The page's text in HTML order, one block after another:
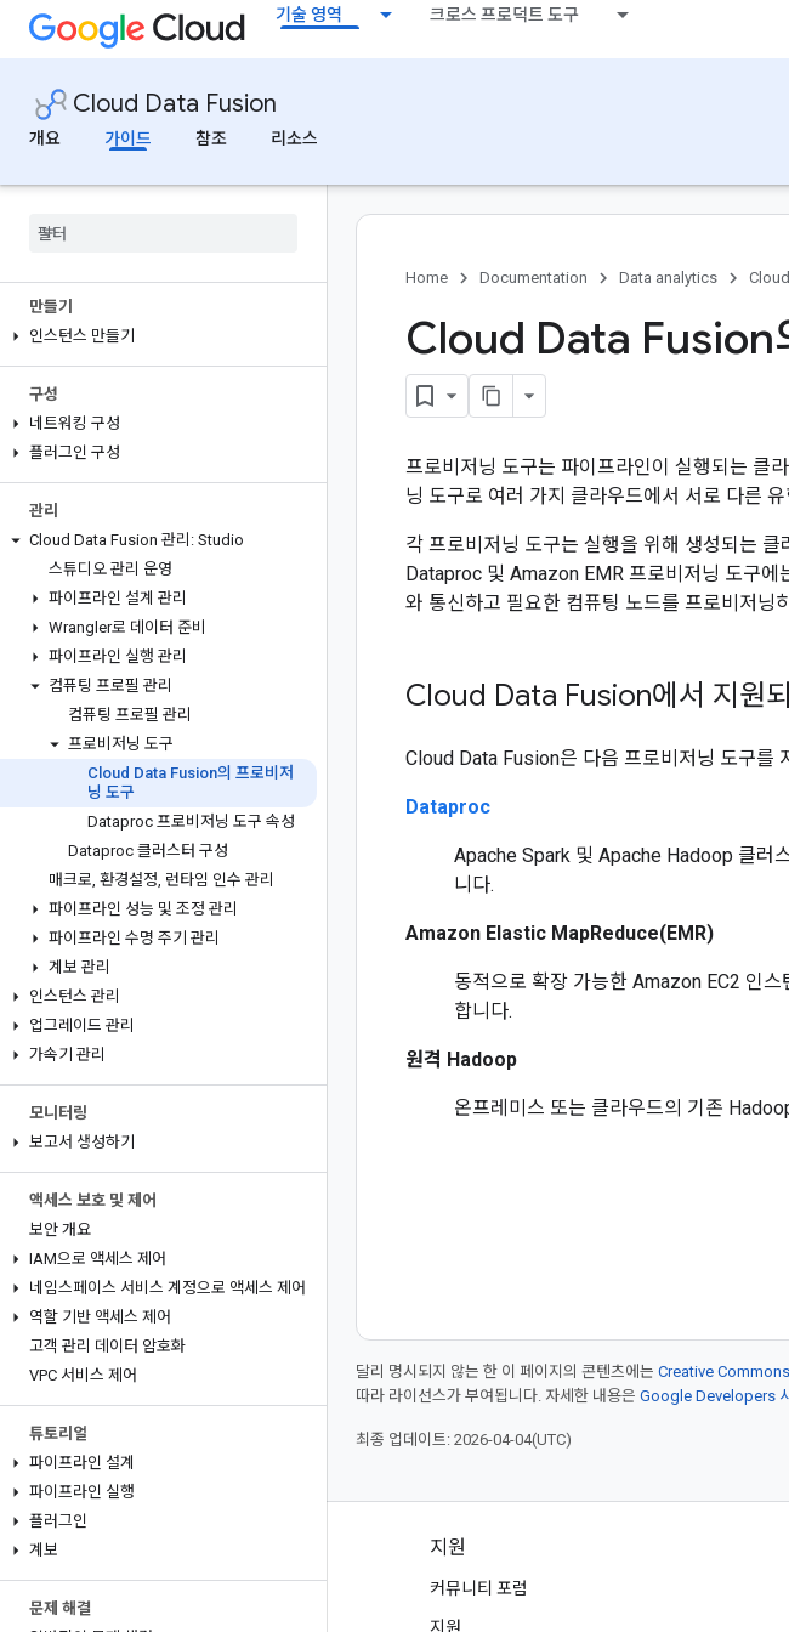
기술 영역 크로스 프로덕트 도구
Cloud Data Fusion
개요
가이드 참조 리소스
플러그인 살펴보기
Cloud Data Fusion 사용 설정 또는 중지
Cloud Data Fusion: 콘솔 소개
Cloud Data Fusion 네트워킹 소개
만들기
인스턴스 만들기
구성
네트워킹 구성
플러그인 구성
관리
Cloud Data Fusion 관리: Studio
스튜디오 관리 운영
파이프라인 설계 관리
Wrangler로 데이터 준비
파이프라인 실행 관리
컴퓨팅 프로필 관리
컴퓨팅 프로필 관리
프로비저닝 도구
Cloud Data Fusion의 프로비저
닝 도구
Dataproc 프로비저닝 도구 속성
Dataproc 클러스터 구성
매크로, 환경설정, 런타임 인수 관리
파이프라인 성능 및 조정 관리
파이프라인 수명 주기 관리
계보 관리
인스턴스 관리
업그레이드 관리
가속기 관리
모니터링
보고서 생성하기
액세스 보호 및 제어
보안 개요
IAM으로 액세스 제어
네임스페이스 서비스 계정으로 액세스 제어
역할 기반 액세스 제어
고객 관리 데이터 암호화
VPC 서비스 제어
튜토리얼
파이프라인 설계
파이프라인 실행
플러그인
계보
문제 해결
Home Documentation Data analytics
Cloud Data Fusion
프로비저닝 도구는 파이프라인이 실행되는 클
닝 도구로 여러 가지 클라우드에서 서로 다른
각 프로비저닝 도구는 실행을 위해 생성되는
Dataproc 및 Amazon EMR 프로비저닝 도구에
와 통신하고 필요한 컴퓨팅 노드를 프로비저닝
Cloud Data Fusion에서 지원
Cloud Data Fusion은 다음 프로비저닝 도구를
Dataproc
Apache Spark 및 Apache Hadoop 클러
니다.
Amazon Elastic MapReduce(EMR)
동적으로 확장 가능한 Amazon EC2 인
합니다.
원격 Hadoop
온프레미스 또는 클라우드의 기존
달리 명시되지 않는 한 이 페이지의 콘텐츠에는 Creative
따라 라이선스가 부여됩니다. 자세한 내용은 Google Developers
최종 업데이트: 2026-04-04(UTC)
제품 및 가격 책정
Google Cloud 가격 책정
지원
커뮤니티 포럼
지원